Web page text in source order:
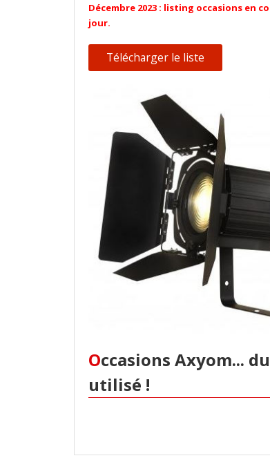
Décembre 2023 : listing occasions en
jour.
Télécharger le liste
Occasions Axyom... du matériel en parfait état, prêt à être
utilisé !